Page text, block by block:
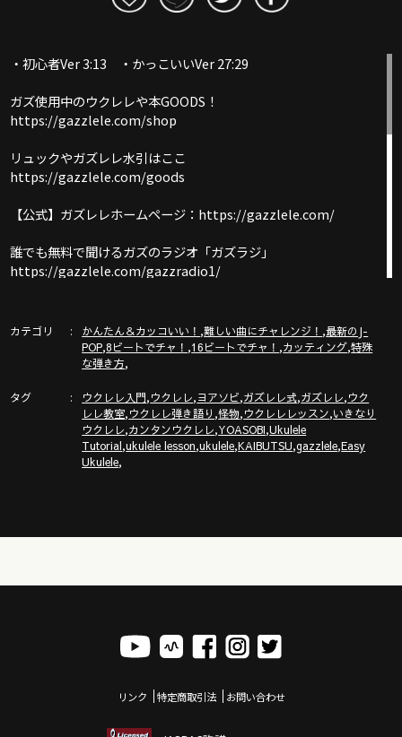
・初心者Ver 3:13 ・かっこいいVer 27:29
ガズ使用中のウクレレや本GOODS！
https://gazzlele.com/shop
リュックやガズレレ水引はここ
https://gazzlele.com/goods
【公式】ガズレレホームページ：https://gazzlele.com/
誰でも無料で聞けるガズのラジオ「ガズラジ」
https://gazzlele.com/gazzradio1/
https://gazzlele.com/product/gazzrecipe01/
「ガズクラブ」の詳細はこちら！ガズノート楽譜毎月５曲GET
https://gazzlele.com/gazzclub/
「ガズレレ大学」の詳細はこちら！ウクレレ技術が楽しく向
上！気持ちいいお勉強キャンパス
https://www.youtube.com/channel/UC8YUGZF76p-
ウクレレ初心者レッスン動画シリーズ
ガズレレのアプリ「ガズレシピ」
カテゴリ かんたん＆カッコいい！ ,難しい曲にチャレンジ！ ,最新のJ-
POP,8ビートでチャ！ ,16ビートでチャ！ ,カッティング,特殊
な弾き方,
タグ ウクレレ入門,ウクレレ,ヨアソビ,ガズレレ式,ガズレレ,ウク
レレ教室,ウクレレ弾き語り ,怪物,ウクレレレッスン,いきなり
ウクレレ,カンタンウクレレ,YOASOBI,Ukulele
Tutorial,ukulele lesson,ukulele,KAIBUTSU,gazzlele,Easy
Ukulele,
リンク 特定商取引法 お問い合わせ